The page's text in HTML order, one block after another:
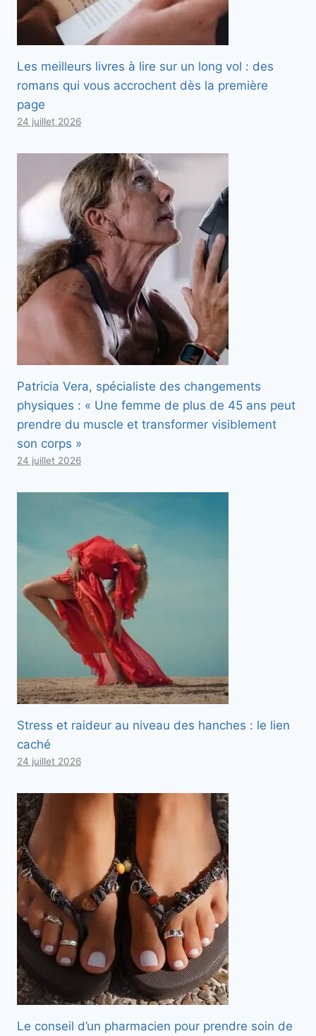
Les meilleurs livres à lire sur un long vol : des
romans qui vous accrochent dès la première
page
24 juillet 2026
Patricia Vera, spécialiste des changements
physiques : « Une femme de plus de 45 ans peut
prendre du muscle et transformer visiblement
son corps »
24 juillet 2026
Stress et raideur au niveau des hanches : le lien
caché
24 juillet 2026
Le conseil d’un pharmacien pour prendre soin de